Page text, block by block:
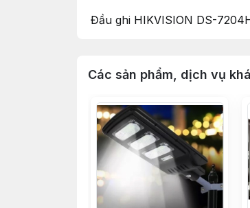
Đầu ghi HIKVISION DS-
Các sản phẩm, dịch vụ